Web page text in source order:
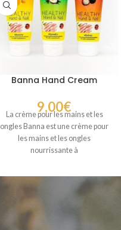
Banna Hand Cream
9,00€
La crème pour les mains et les
ongles Banna est une crème pour
les mains et les ongles
nourrissante à